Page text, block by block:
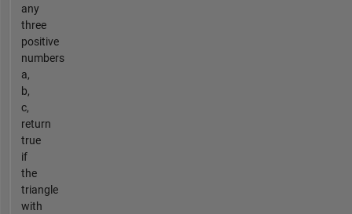
any
three
positive
numbers
a,
b,
c,
return
true
if
the
triangle
with